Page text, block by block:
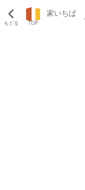
もどる TOP
家いちば